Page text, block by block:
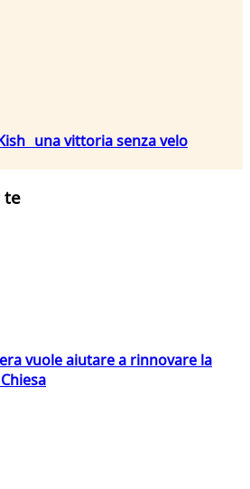
una vittoria senza velo
te
vuole aiutare a rinnovare la